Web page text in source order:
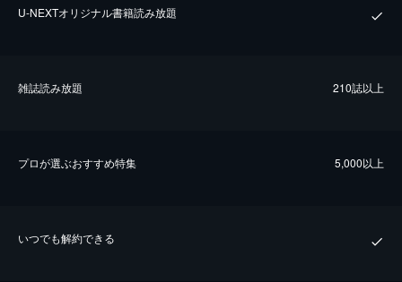
U-NEXTオリジナル書籍読み放題
雑誌読み放題 210誌以上
プロが選ぶおすすめ特集 5,000以上
いつでも解約できる